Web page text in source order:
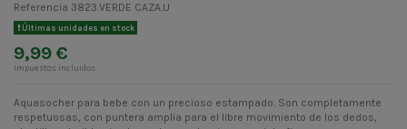
Referencia 3823.VERDE CAZA.U
Últimas unidades en stock
9,99 €
Impuestos incluidos
Aquasocher para bebe con un precioso estampado. Son completamente
respetuosas, con puntera amplia para el libre movimiento de los dedos,